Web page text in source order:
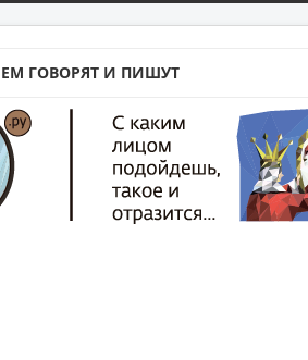
ГОВОРЯТ И ПИШУТ